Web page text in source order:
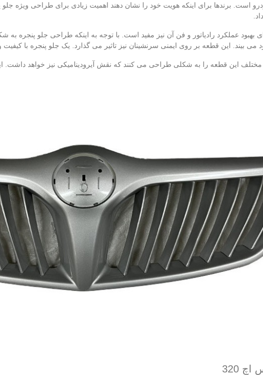
است. برندها برای اینکه هویت خود را نشان دهند اهمیت زیادی برای طراحی ویژه
بهبود عملکرد رادیاتور و فن آن نیز مفید است. با توجه به اینکه طراحی جلو پنجره
می‌ بیند. این قطعه بر روی ایمنی سرنشینان نیز تاثیر می‌ گذارد. یک جلو پنجره با
این قطعه را به شکلی طراحی می‌ کنند که نقش آیرودینامیکی نیز خواهد داشت.
320